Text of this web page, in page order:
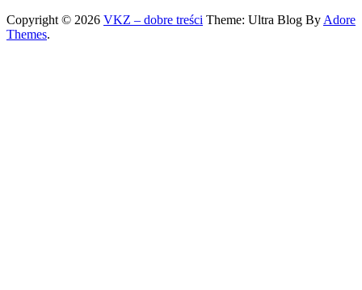
Copyright © 2026 VKZ – dobre treści Theme: Ultra Blog By Adore
Themes.